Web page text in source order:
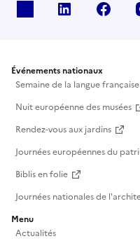
Linkedin
Événements nationaux
Semaine de la langue
Nuit européenne des musées
Rendez-vous aux jardins
Journées européennes du
Biblis en folie
Journées nationales de
Menu
Actualités